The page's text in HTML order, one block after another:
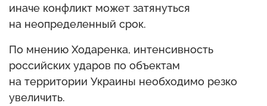
иначе конфликт может затянуться
на неопределенный срок.
По мнению Ходаренка, интенсивность
российских ударов по объектам
на территории Украины необходимо резко
увеличить.